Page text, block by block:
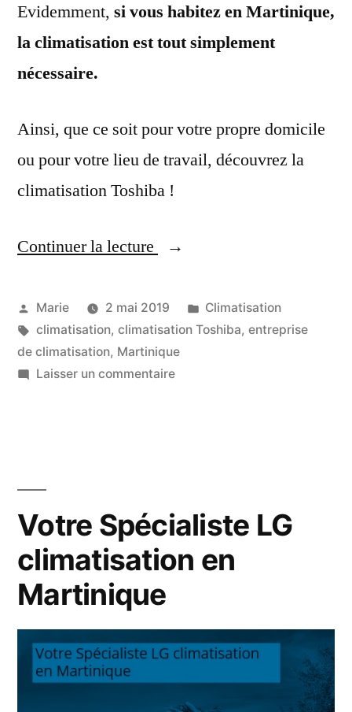
Evidemment, si vous habitez en Martinique,
la climatisation est tout simplement
nécessaire.
Ainsi, que ce soit pour votre propre domicile
ou pour votre lieu de travail, découvrez la
climatisation Toshiba !
Continuer la lecture
« Votre
Climatisation
Toshiba
en
Publié
par
Marie 2 mai 2019
Publié
dans
Climatisation
Étiquettes :
climatisation, climatisation Toshiba, entreprise
de climatisation, Martinique
Laisser un commentairesur
Votre Spécialiste LG
climatisation en
Martinique